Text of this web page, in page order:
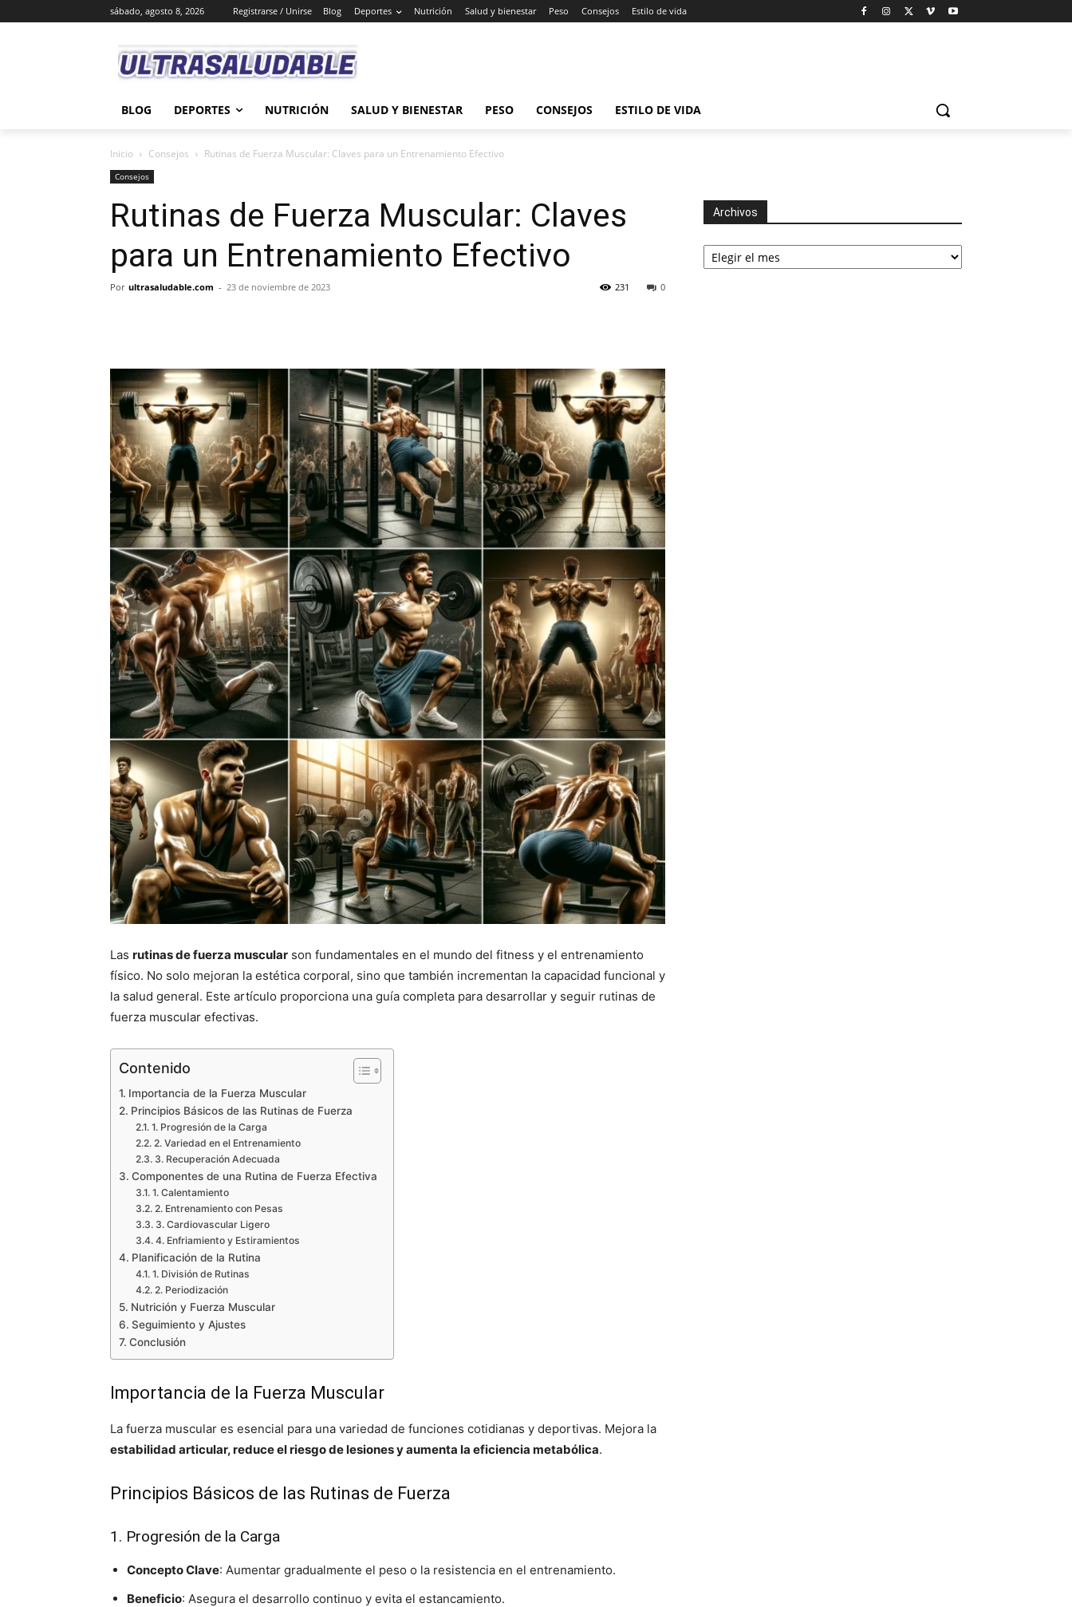
sábado, agosto 8, 2026 Registrarse / Unirse Blog Deportes Nutrición Salud y bienestar Peso Consejos Estilo de vida
BLOG DEPORTES NUTRICIÓN SALUD Y BIENESTAR PESO CONSEJOS ESTILO DE VIDA
Inicio Consejos Rutinas de Fuerza Muscular: Claves para un Entrenamiento Efectivo
Consejos
Rutinas de Fuerza Muscular: Claves
para un Entrenamiento Efectivo
Por ultrasaludable.com - 23 de noviembre de 2023 0
231
Las rutinas de fuerza muscular son fundamentales en el mundo del fitness y el entrenamiento
físico. No solo mejoran la estética corporal, sino que también incrementan la capacidad funcional y
la salud general. Este artículo proporciona una guía completa para desarrollar y seguir rutinas de
fuerza muscular efectivas.
Contenido
Importancia de la Fuerza Muscular
Principios Básicos de las Rutinas de Fuerza
1. Progresión de la Carga
2. Variedad en el Entrenamiento
3. Recuperación Adecuada
Componentes de una Rutina de Fuerza Efectiva
1. Calentamiento
2. Entrenamiento con Pesas
3. Cardiovascular Ligero
4. Enfriamiento y Estiramientos
Planificación de la Rutina
1. División de Rutinas
2. Periodización
Nutrición y Fuerza Muscular
Seguimiento y Ajustes
Conclusión
Importancia de la Fuerza Muscular
La fuerza muscular es esencial para una variedad de funciones cotidianas y deportivas. Mejora la
estabilidad articular, reduce el riesgo de lesiones y aumenta la eficiencia metabólica.
Principios Básicos de las Rutinas de Fuerza
1. Progresión de la Carga
Concepto Clave: Aumentar gradualmente el peso o la resistencia en el entrenamiento.
Beneficio: Asegura el desarrollo continuo y evita el estancamiento.
Archivos
Archivos